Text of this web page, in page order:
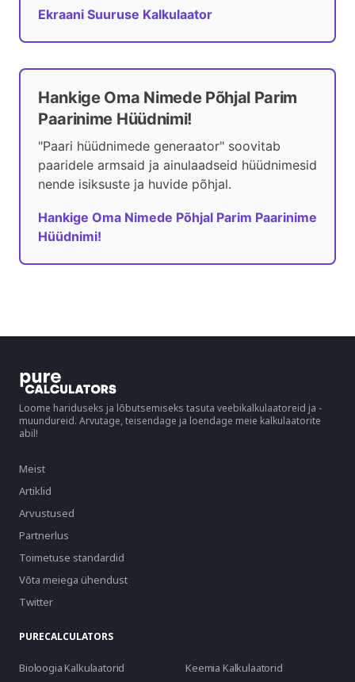
Ekraani Suuruse Kalkulaator
Hankige Oma Nimede Põhjal Parim
Paarinime Hüüdnimi!
"Paari hüüdnimede generaator" soovitab
paaridele armsaid ja ainulaadseid hüüdnimesid
nende isiksuste ja huvide põhjal.
Hankige Oma Nimede Põhjal Parim Paarinime
Hüüdnimi!
Loome hariduseks ja lõbutsemiseks tasuta veebikalkulaatoreid ja -
muundureid. Arvutage, teisendage ja loendage meie kalkulaatorite
abil!
Meist
Artiklid
Arvustused
Partnerlus
Toimetuse standardid
Võta meiega ühendust
Twitter
PURECALCULATORS
Bioloogia Kalkulaatorid
Keemia Kalkulaatorid